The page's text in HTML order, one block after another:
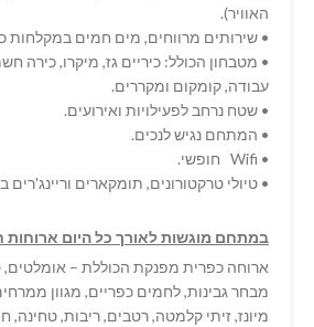
האוויר).
• שירותים מרווחים, מים חמים במקלחות
• מטבחון הכולל: כיריים גז, מיקרו, כירה
עבודה, קומקום ומקררים.
• שטח נרחב לפעילויות ואירועים.
• המתחם נגיש לנכים.
• Wifi חופשי.
• טיולי טרקטורונים, תומקארים וריינג'רים
במתחם מוגשות לאורך כל היום ארוחות
ארוחה כפרית מפנקת הכוללת – אומלטים,
מבחר גבינות, לחמים כפריים, מגוון
מיונז, זיתי קלמטה, רטבים, ריבות, טחינה,